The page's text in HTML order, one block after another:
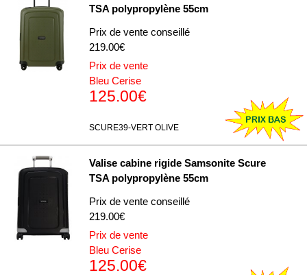
TSA polypropylène 55cm
Prix de vente conseillé
219.00€
Prix de vente
Bleu Cerise
125.00€
SCURE39-VERT OLIVE
Valise cabine rigide Samsonite Scure
TSA polypropylène 55cm
Prix de vente conseillé
219.00€
Prix de vente
Bleu Cerise
125.00€